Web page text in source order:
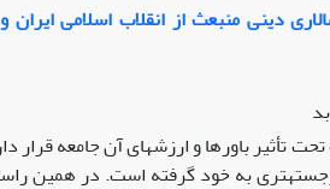
دینی منبعث از انقلاب اسلامی
تأثیر باورها و ارزش­های آن جامعه قرار
اسلامی سال 1357، شکل برجسته­تری به خود گرفته است.